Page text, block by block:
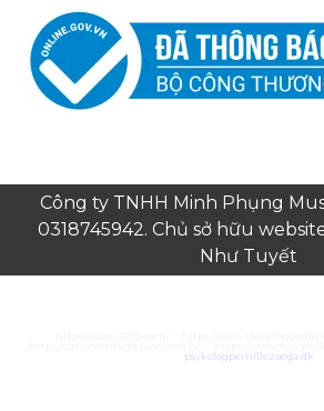
Công ty TNHH Minh Phụng
0318745942. Chủ sở hữu
Như Tuyết
psykologpernillezoega.dk